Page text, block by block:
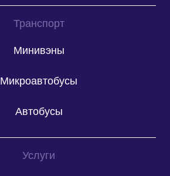
Транспорт
Минивэны
Микроавтобусы
Автобусы
Услуги